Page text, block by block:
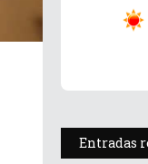
Entradas